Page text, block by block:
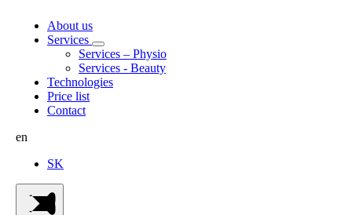
About us
Services
Services – Physio
Services - Beauty
Technologies
Price list
Contact
en
SK